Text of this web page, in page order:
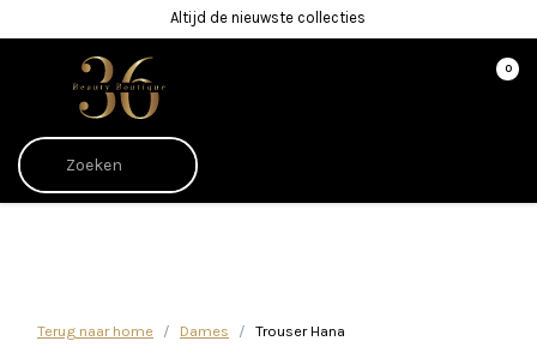
Altijd de nieuwste collecties
0
Terug naar home Dames Trouser Hana